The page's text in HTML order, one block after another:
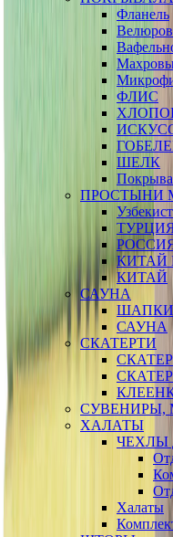
Фланель
ФЛИС
ШЕЛК
ПРОСТЫНИ
КИТАЙ
КИТАЙ
САУНА
ШАПКИ
САУНА
СКАТЕРТИ
СУВЕНИРЫ,
ХАЛАТЫ
ЧЕХЛЫ
Халаты